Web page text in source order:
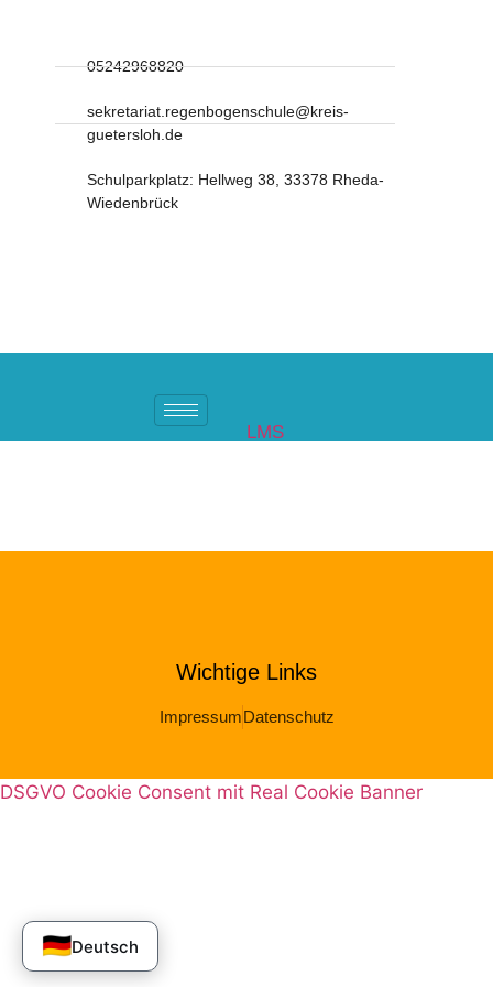
05242968820
sekretariat.regenbogenschule@kreis-
guetersloh.de
Schulparkplatz: Hellweg 38, 33378 Rheda-
Wiedenbrück
LMS
Wichtige Links
ImpressumDatenschutz
🇩🇪Deutsch
DSGVO Cookie Consent mit Real Cookie Banner